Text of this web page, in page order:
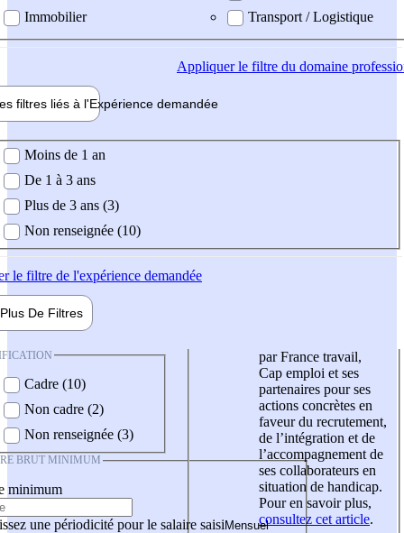
Immobilier
Transport / Logistique
Appliquerle filtre du domaine
filtres liés à l'Expérience demandée
demandée
Moins de 1 an
De 1 à 3 ans
Plus de 3 ans (3)
Non renseignée (10)
le filtre de l'expérience demandée
Plus De Filtres
Cadre (10)
Non cadre (2)
Non renseignée (3)
BRUT MINIMUM
minimum
une périodicité pour le salaire saisi
par France travail,
Cap emploi et ses
partenaires pour ses
actions concrètes en
faveur du recrutement,
de l’intégration et de
l’accompagnement de
ses collaborateurs en
situation de handicap.
Pour en savoir plus,
consultez cet article.